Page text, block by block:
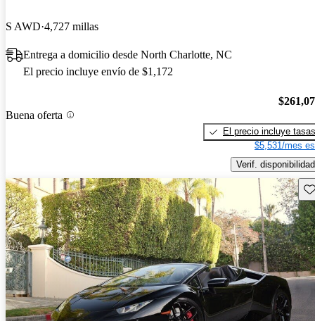
S AWD 4,727 millas
Entrega a domicilio desde North Charlotte, NC
El precio incluye envío de $1,172
Buena oferta
El precio incluye tasas
$5,531/mes
Verif. disponibilidad